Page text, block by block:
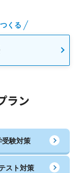
くる
ラン
受験対策
スト対策